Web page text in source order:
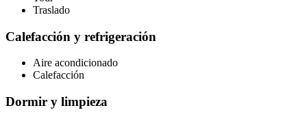
Traslado
Calefacción y refrigeración
Aire acondicionado
Calefacción
Dormir y limpieza